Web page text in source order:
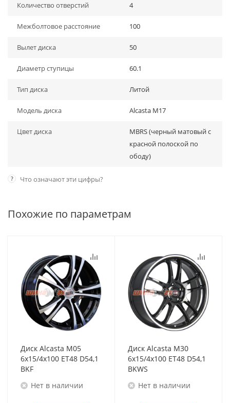
Количество отверстий 4
Межболтовое расстояние 100
Вылет диска 50
Диаметр ступицы 60.1
Тип диска Литой
Модель диска Alcasta M17
Цвет диска
MBRS (черный матовый с
красной полоской по
ободу)
? Что означают эти цифры?
Похожие по параметрам
Диск Alcasta M05
6x15/4x100 ET48 D54,1
BKF
Нет в наличии
Диск Alcasta M30
6x15/4x100 ET48 D54,1
BKWS
Нет в наличии